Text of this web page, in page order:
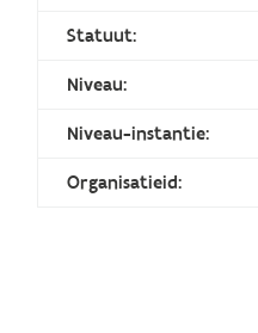
Statuut:
Niveau:
Niveau-instantie:
Organisatieid: